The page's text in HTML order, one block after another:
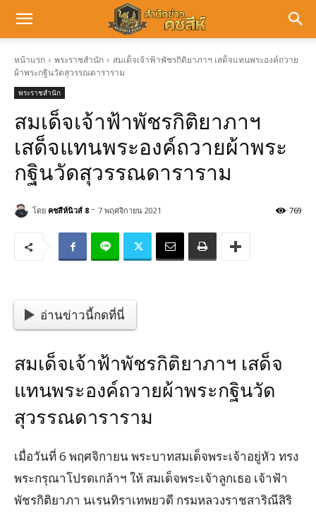
หน้าแรก พระราชสำนัก
สมเด็จเจ้าฟ้าพัชรกิติยาภาฯ เสด็จแทนพระองค์ถวาย
ผ้าพระกฐินวัดสุวรรณดาราราม
พระราชสำนัก
สมเด็จเจ้าฟ้าพัชรกิติยาภาฯ
เสด็จแทนพระองค์ถวายผ้าพระ
กฐินวัดสุวรรณดาราราม
769
โดย คชสีห์นิวส์ 8 - 7 พฤศจิกายน 2021
อ่านข่าวนี้กดที่นี่
สมเด็จเจ้าฟ้าพัชรกิติยาภาฯ เสด็จ
แทนพระองค์ถวายผ้าพระกฐินวัด
สุวรรณดาราราม
เมื่อวันที่ 6 พฤศจิกายน พระบาทสมเด็จพระเจ้าอยู่หัว ทรง
พระกรุณาโปรดเกล้าฯ ให้ สมเด็จพระเจ้าลูกเธอ เจ้าฟ้า
พัชรกิติยาภา นเรนทิราเทพยวดี กรมหลวงราชสาริณีสิริ